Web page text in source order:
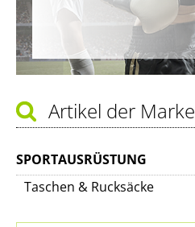
Artikel der Marke
SPORTAUSRÜSTUNG
Taschen & Rucksäcke